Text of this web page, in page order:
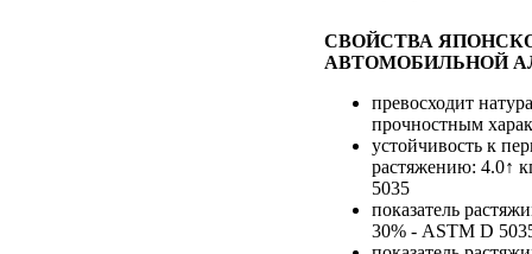
СВОЙСТВА
АВТОМОБИЛЬНОЙ
превосходит
прочностным
устойчивость к
растяжению: 4.0↑
5035
показатель
30% - ASTM D